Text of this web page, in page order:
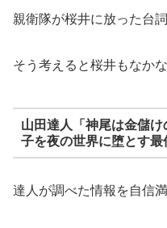
親衛隊が桜井に放った台詞
そう考えると桜井もなか
山田達人「神尾は金儲
子を夜の世界に堕とす最
達人が調べた情報を自信